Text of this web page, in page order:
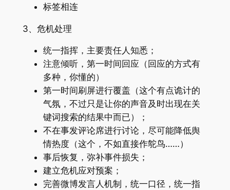
标签相连
3、危机处理
统一指挥，主要责任人知悉；
注意倾听，第一时间回应（回应的方式有
多种，你懂的）
第一时间刷屏进行覆盖（这个有点诡计的
气氛，不过只是让你的声音及时出现在关
键词搜索的结果中而已）；
不在事发评论席进行讨论，尽可能降低舆
情热度（这个，不如直接作鸵鸟……）
事后恢复，弥补事件损失；
建立危机应对预案；
完善微博发言人机制，统一口径，统一指